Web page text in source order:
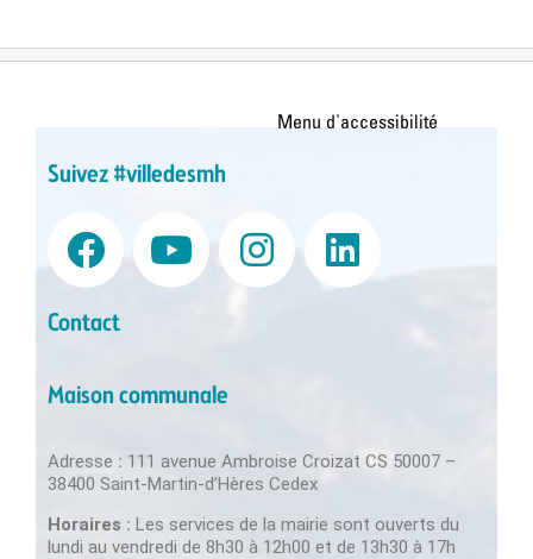
Suivez #villedesmh
Contact
Maison communale
Adresse : 111 avenue Ambroise Croizat CS 50007 –
38400 Saint-Martin-d’Hères Cedex
Horaires : Les services de la mairie sont ouverts du
lundi au vendredi de 8h30 à 12h00 et de 13h30 à 17h